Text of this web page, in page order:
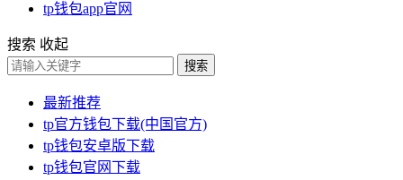
tp钱包app官网
搜索 收起
搜索
最新推荐
tp官方钱包下载(中国官方)
tp钱包安卓版下载
tp钱包官网下载